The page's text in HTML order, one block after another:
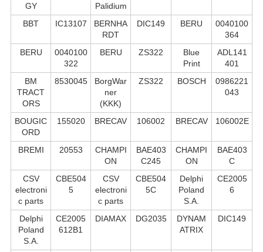
GY
Palidium
BBT IC13107
BERNHA
RDT
DIC149 BERU
0040100
364
BERU
0040100
322
BERU ZS322
Blue
Print
ADL141
401
BM
TRACT
ORS
8530045
BorgWar
ner
(KKK)
ZS322 BOSCH
0986221
043
BOUGIC
ORD
155020 BRECAV 106002 BRECAV 106002E
BREMI 20553
CHAMPI
ON
BAE403
C245
CHAMPI
ON
BAE403
C
CSV
electroni
c parts
CBE504
5
CSV
electroni
c parts
CBE504
5C
Delphi
Poland
S.А.
CE2005
6
Delphi
Poland
S.А.
CE2005
612B1
DIAMAX DG2035
DYNAM
ATRIX
DIC149